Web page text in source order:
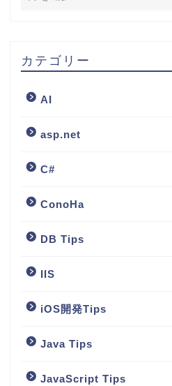
カテゴリー
AI
asp.net
C#
ConoHa
DB Tips
IIS
iOS開発Tips
Java Tips
JavaScript Tips